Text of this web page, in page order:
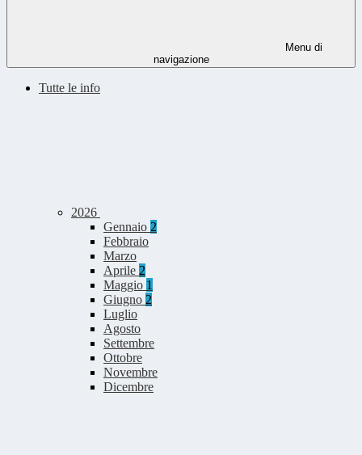
Menu di
navigazione
Tutte le info
2026
Gennaio 2
Febbraio
Marzo
Aprile 2
Maggio 1
Giugno 2
Luglio
Agosto
Settembre
Ottobre
Novembre
Dicembre